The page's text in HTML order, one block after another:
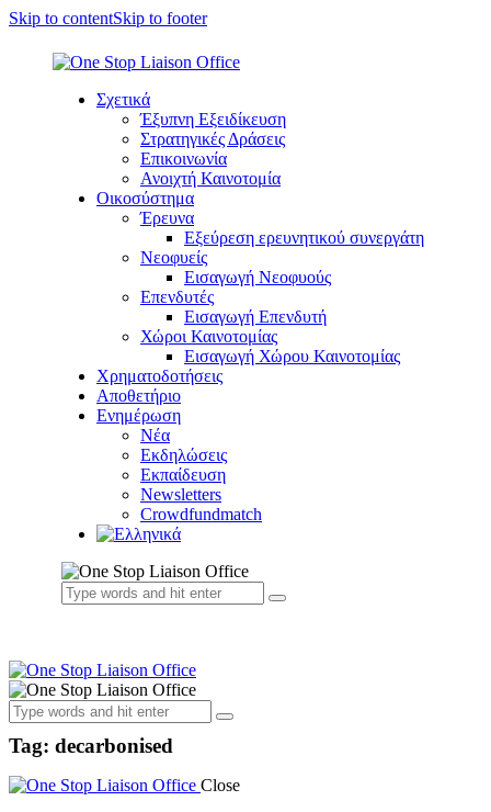
Skip to contentSkip to footer
Σχετικά
Έξυπνη Εξειδίκευση
Στρατηγικές Δράσεις
Επικοινωνία
Ανοιχτή Καινοτομία
Οικοσύστημα
Έρευνα
Εξεύρεση ερευνητικού συνεργάτη
Νεοφυείς
Εισαγωγή Νεοφυούς
Επενδυτές
Εισαγωγή Επενδυτή
Χώροι Καινοτομίας
Εισαγωγή Χώρου Καινοτομίας
Χρηματοδοτήσεις
Αποθετήριο
Ενημέρωση
Νέα
Εκδηλώσεις
Εκπαίδευση
Newsletters
Crowdfundmatch
Tag: decarbonised
Close